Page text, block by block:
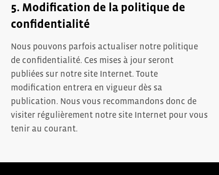
5. Modification de la politique de
confidentialité
Nous pouvons parfois actualiser notre politique
de confidentialité. Ces mises à jour seront
publiées sur notre site Internet. Toute
modification entrera en vigueur dès sa
publication. Nous vous recommandons donc de
visiter régulièrement notre site Internet pour vous
tenir au courant.